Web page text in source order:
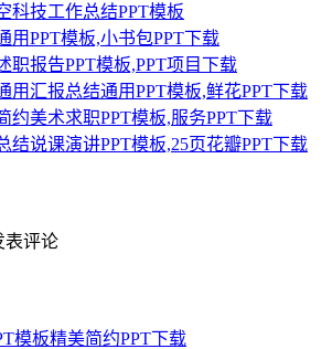
科技工作总结PPT模板
用PPT模板,小书包PPT下载
职报告PPT模板,PPT项目下载
用汇报总结通用PPT模板,鲜花PPT下载
约美术求职PPT模板,服务PPT下载
结说课演讲PPT模板,25页花瓣PPT下载
表评论